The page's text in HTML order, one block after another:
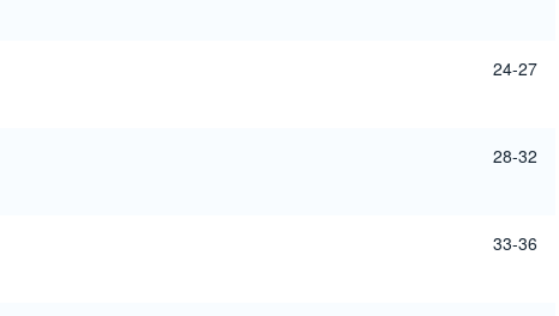
24-27
28-32
33-36